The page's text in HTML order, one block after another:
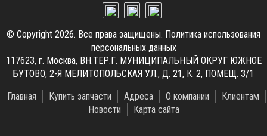
© Copyright 2026. Все права защищены. Политика использования
персональных данных
117623, г. Москва, ВН.ТЕР.Г. МУНИЦИПАЛЬНЫЙ ОКРУГ ЮЖНОЕ
БУТОВО, 2-Я МЕЛИТОПОЛЬСКАЯ УЛ., Д. 21, К. 2, ПОМЕЩ. 3/1
Главная
Купить запчасти Адреса О компании
Клиентам
Новости
Карта сайта